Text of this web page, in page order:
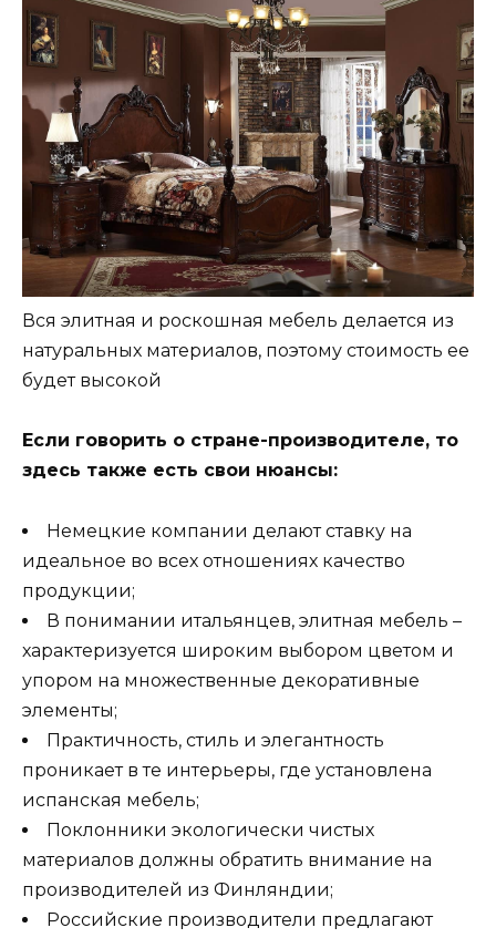
Вся элитная и роскошная мебель делается из
натуральных материалов, поэтому стоимость ее
будет высокой
Если говорить о стране-производителе, то
здесь также есть свои нюансы:
Немецкие компании делают ставку на
идеальное во всех отношениях качество
продукции;
В понимании итальянцев, элитная мебель –
характеризуется широким выбором цветом и
упором на множественные декоративные
элементы;
Практичность, стиль и элегантность
проникает в те интерьеры, где установлена
испанская мебель;
Поклонники экологически чистых
материалов должны обратить внимание на
производителей из Финляндии;
Российские производители предлагают